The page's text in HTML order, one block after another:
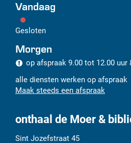
Vandaag
Gesloten
Morgen
op afspraak 9.00 tot 12.00 uur
alle diensten werken op afspraak
Maak steeds een afspraak
onthaal de Moer &
Adres
Sint Jozefstraat 45
Tel.
E-